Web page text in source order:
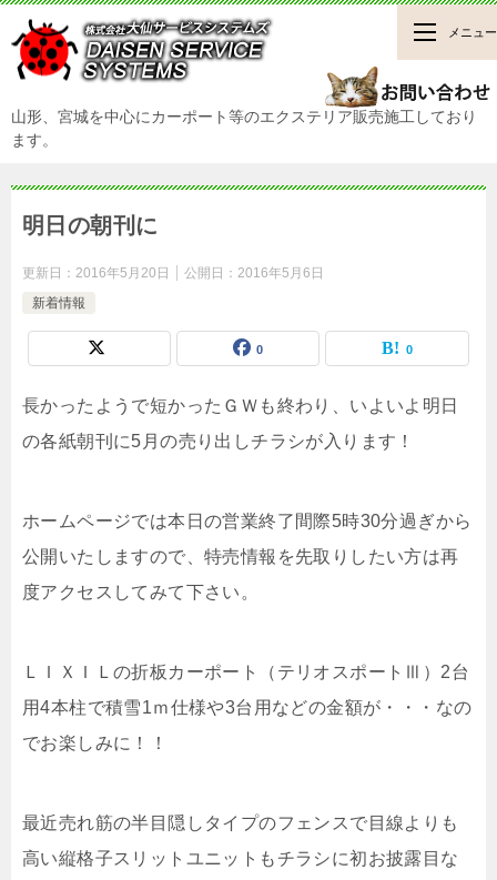
山形、宮城を中心にカーポート等のエクステリア販売施工しており
ます。
メニュー
明日の朝刊に
更新日： 2016年5月20日 公開日： 2016年5月6日
新着情報
0 0
長かったようで短かったＧＷも終わり、いよいよ明日
の各紙朝刊に5月の売り出しチラシが入ります！
ホームページでは本日の営業終了間際5時30分過ぎから
公開いたしますので、特売情報を先取りしたい方は再
度アクセスしてみて下さい。
ＬＩＸＩＬの折板カーポート（テリオスポートⅢ）2台
用4本柱で積雪1ｍ仕様や3台用などの金額が・・・なの
でお楽しみに！！
最近売れ筋の半目隠しタイプのフェンスで目線よりも
高い縦格子スリットユニットもチラシに初お披露目な